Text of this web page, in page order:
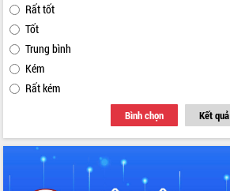
Rất tốt
Tốt
Trung bình
Kém
Rất kém
Bình chọn Kết quả